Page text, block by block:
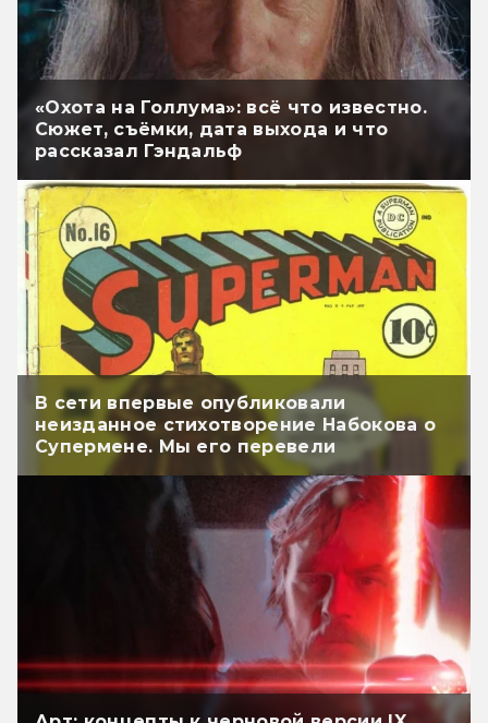
«Охота на Голлума»: всё что известно.
Сюжет, съёмки, дата выхода и что
рассказал Гэндальф
В сети впервые опубликовали
неизданное стихотворение Набокова о
Супермене. Мы его перевели